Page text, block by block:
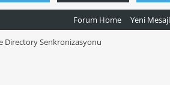
Forum Home Yeni
Directory Senkronizasyonu